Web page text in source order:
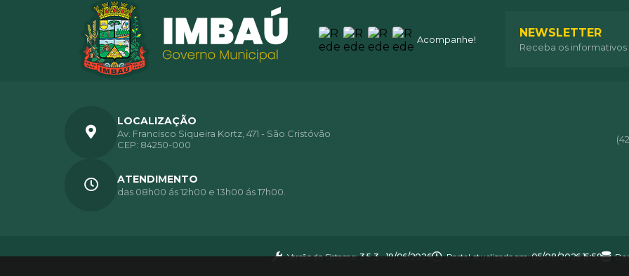
Acompanhe! NEWSLETTER
Receba os
LOCALIZAÇÃO
Av. Francisco Siqueira Kortz, 471 - São Cristóvão
CEP: 84250-000
ATENDIMENTO
das 08h00 ás 12h00 e 13h00 ás 17h00.
Versão do Sistema:3.5.3 - 19/06/2026 Portal atualizado em:05/08/2026 15:59